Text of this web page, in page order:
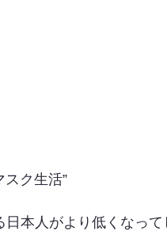
ク生活”
本人がより低くなって